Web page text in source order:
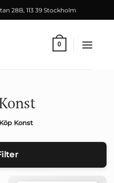
28B, 113 39 Stockholm
0
Köp Konst